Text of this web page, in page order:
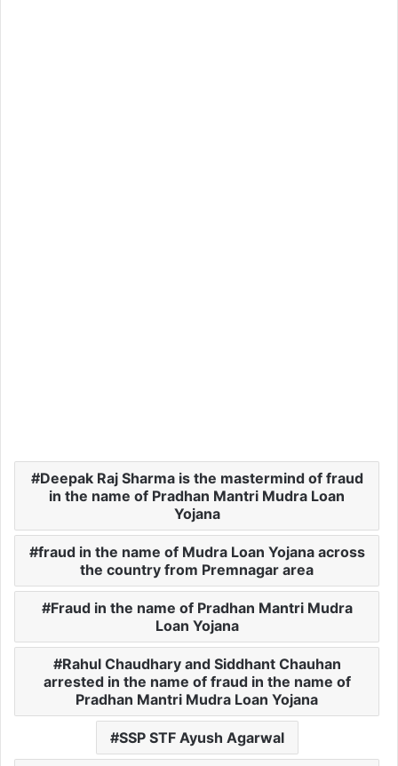
Deepak Raj Sharma is the mastermind of fraud
in the name of Pradhan Mantri Mudra Loan
Yojana
fraud in the name of Mudra Loan Yojana across
the country from Premnagar area
Fraud in the name of Pradhan Mantri Mudra
Loan Yojana
Rahul Chaudhary and Siddhant Chauhan
arrested in the name of fraud in the name of
Pradhan Mantri Mudra Loan Yojana
SSP STF Ayush Agarwal